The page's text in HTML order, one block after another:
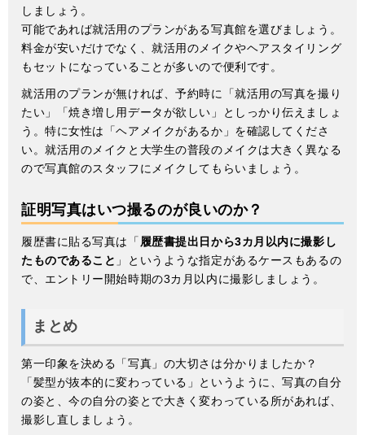
しましょう。
可能であれば就活用のプランがある写真館を選びましょう。
料金が安いだけでなく、就活用のメイクやヘアスタイリング
もセットになっていることが多いので便利です。
就活用のプランが無ければ、予約時に「就活用の写真を撮り
たい」「焼き増し用データが欲しい」としっかり伝えましょ
う。特に女性は「ヘアメイクがあるか」を確認してくださ
い。就活用のメイクと大学生の普段のメイクは大きく異なる
ので写真館のスタッフにメイクしてもらいましょう。
証明写真はいつ撮るのが良いのか？
履歴書に貼る写真は「 履歴書提出日から3カ月以内に撮影し
たものであること 」というような指定があるケースもあるの
で、エントリー開始時期の3カ月以内に撮影しましょう。
まとめ
第一印象を決める「写真」の大切さは分かりましたか？
「髪型が抜本的に変わっている」というように、写真の自分
の姿と、今の自分の姿とで大きく変わっている所があれば、
撮影し直しましょう。